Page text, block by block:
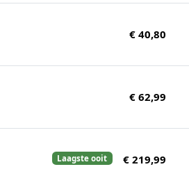
€ 40,80
€ 62,99
Laagste ooit € 219,99